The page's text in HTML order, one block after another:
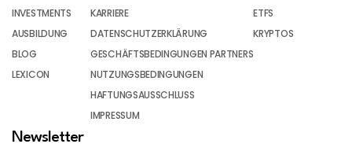
INVESTMENTS
AUSBILDUNG
BLOG
LEXICON
KARRIERE
DATENSCHUTZERKLÄRUNG
GESCHÄFTSBEDINGUNGEN PARTNERS
NUTZUNGSBEDINGUNGEN
HAFTUNGSAUSSCHLUSS
IMPRESSUM
ETFS
KRYPTOS
Newsletter